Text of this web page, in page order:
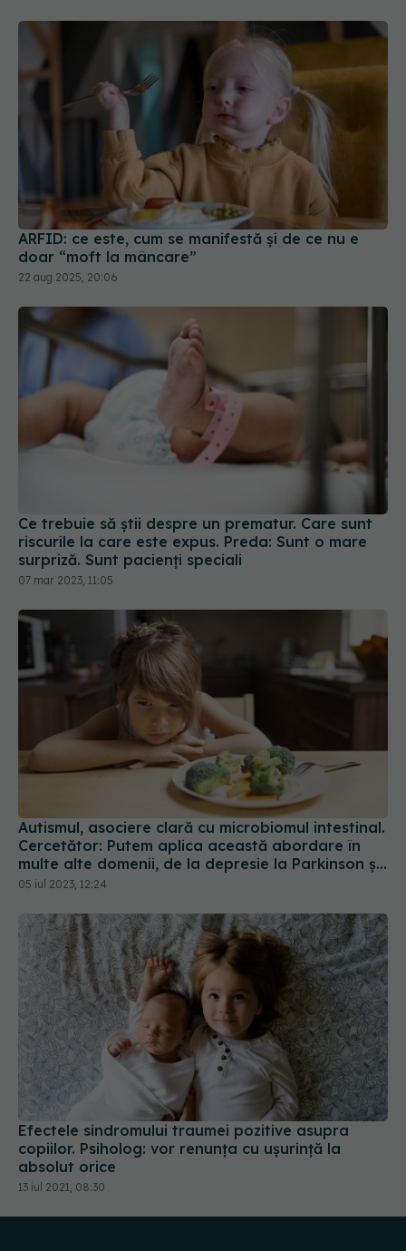
ARFID: ce este, cum se manifestă și de ce nu e
doar “moft la mâncare”
22 aug 2025, 20:06
Ce trebuie să știi despre un prematur. Care sunt
riscurile la care este expus. Preda: Sunt o mare
surpriză. Sunt pacienți speciali
07 mar 2023, 11:05
Autismul, asociere clară cu microbiomul intestinal.
Cercetător: Putem aplica această abordare în
multe alte domenii, de la depresie la Parkinson și
cancer
05 iul 2023, 12:24
Efectele sindromului traumei pozitive asupra
copiilor. Psiholog: vor renunța cu ușurință la
absolut orice
13 iul 2021, 08:30